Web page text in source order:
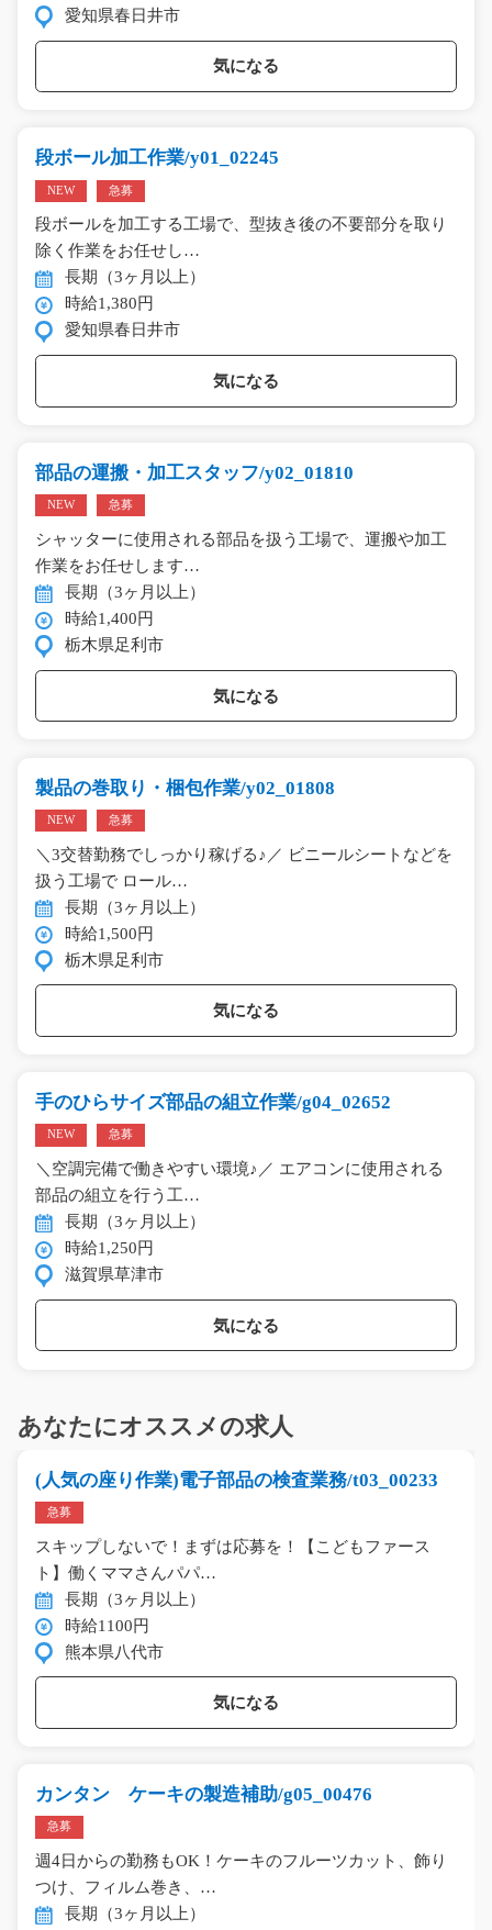
愛知県春日井市
気になる
段ボール加工作業/y01_02245
NEW 急募
段ボールを加工する工場で、型抜き後の不要部分を取り
除く作業をお任せし…
長期（3ヶ月以上）
時給1,380円
愛知県春日井市
気になる
部品の運搬・加工スタッフ/y02_01810
NEW 急募
シャッターに使用される部品を扱う工場で、運搬や加工
作業をお任せします…
長期（3ヶ月以上）
時給1,400円
栃木県足利市
気になる
製品の巻取り・梱包作業/y02_01808
NEW 急募
＼3交替勤務でしっかり稼げる♪／ ビニールシートなどを
扱う工場で ロール…
長期（3ヶ月以上）
時給1,500円
栃木県足利市
気になる
手のひらサイズ部品の組立作業/g04_02652
NEW 急募
＼空調完備で働きやすい環境♪／ エアコンに使用される
部品の組立を行う工…
長期（3ヶ月以上）
時給1,250円
滋賀県草津市
気になる
あなたにオススメの求人
(人気の座り作業)電子部品の検査業務/t03_00233
急募
スキップしないで！まずは応募を！【こどもファース
ト】働くママさんパパ…
長期（3ヶ月以上）
時給1100円
熊本県八代市
気になる
カンタン ケーキの製造補助/g05_00476
急募
週4日からの勤務もOK！ケーキのフルーツカット、飾り
つけ、フィルム巻き、…
長期（3ヶ月以上）